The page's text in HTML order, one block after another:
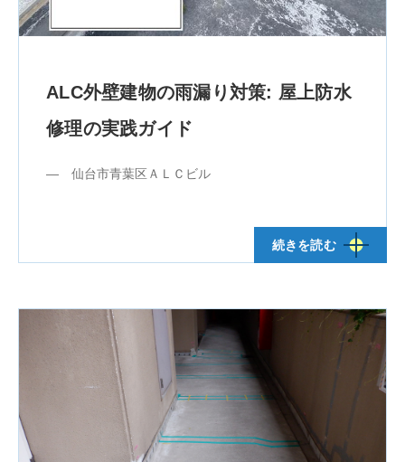
ALC外壁建物の雨漏り対策: 屋上防水
修理の実践ガイド
― 仙台市青葉区ＡＬＣビル